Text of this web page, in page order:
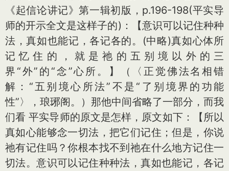
《起信论讲记》第一辑初版，p.196-198(平实导
师的开示全文是这样子的)：【意识可以记住种种
法，真如也能记，各记各的。(中略)真如心体所
记忆住的，就是祂的五别境以外的三
界“外”的“念”心所。】（〈正觉佛法名相错
解：“五别境心所法”不是“了别境界的功能
性”〉，琅琊阁。）那他中间省略了一部分，而我
们看 平实导师的原文是怎样，原文如下：【所以
真如心能够念一切法，把它们记住；但是，你说
祂有记住吗？你根本找不到祂在什么地方记住一
切法。意识可以记住种种法，真如也能记，各记